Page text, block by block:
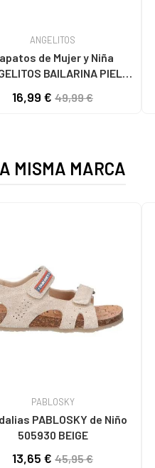
ANGELITOS
de Mujer y Niña
BAILARINA PIEL
16,99 € 49,99 €
MISMA MARCA
PABLOSKY
PABLOSKY de Niño
505930 BEIGE
13,65 € 45,95 €